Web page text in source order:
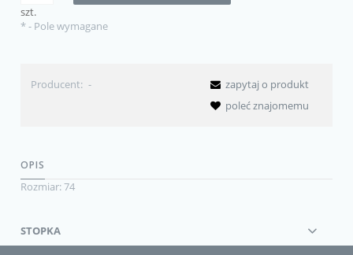
szt.
*- Pole wymagane
Producent: -
zapytaj o produkt
poleć znajomemu
OPIS
Rozmiar: 74
STOPKA